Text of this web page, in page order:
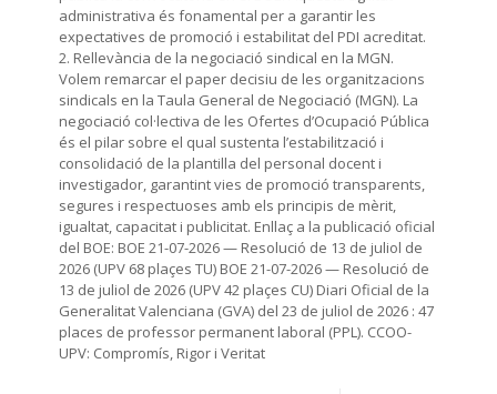
administrativa és fonamental per a garantir les
expectatives de promoció i estabilitat del PDI acreditat.
2. Rellevància de la negociació sindical en la MGN.
Volem remarcar el paper decisiu de les organitzacions
sindicals en la Taula General de Negociació (MGN). La
negociació col·lectiva de les Ofertes d’Ocupació Pública
és el pilar sobre el qual sustenta l’estabilització i
consolidació de la plantilla del personal docent i
investigador, garantint vies de promoció transparents,
segures i respectuoses amb els principis de mèrit,
igualtat, capacitat i publicitat. Enllaç a la publicació oficial
del BOE: BOE 21-07-2026 — Resolució de 13 de juliol de
2026 (UPV 68 plaçes TU) BOE 21-07-2026 — Resolució de
13 de juliol de 2026 (UPV 42 plaçes CU) Diari Oficial de la
Generalitat Valenciana (GVA) del 23 de juliol de 2026 : 47
places de professor permanent laboral (PPL). CCOO-
UPV: Compromís, Rigor i Veritat